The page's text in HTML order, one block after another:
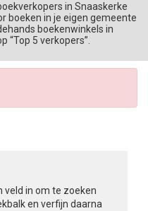
in Snaaskerke
boeken in je eigen gemeente
boekenwinkels in
“Top 5 verkopers”.
veld in om te zoeken
en verfijn daarna